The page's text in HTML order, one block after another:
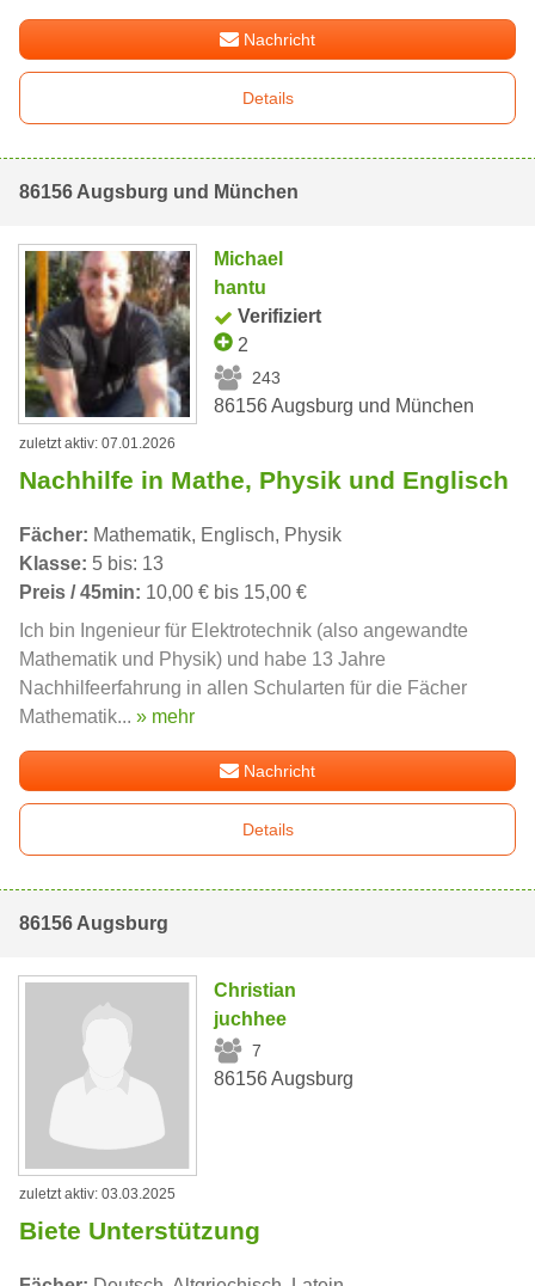
Nachricht
Details
86156 Augsburg und München
Michael
hantu
Verifiziert
2
243
86156 Augsburg und München
zuletzt aktiv: 07.01.2026
Nachhilfe in Mathe, Physik und Englisch
Fächer: Mathematik, Englisch, Physik
Klasse: 5 bis: 13
Preis / 45min: 10,00 € bis 15,00 €
Ich bin Ingenieur für Elektrotechnik (also angewandte
Mathematik und Physik) und habe 13 Jahre
Nachhilfeerfahrung in allen Schularten für die Fächer
Mathematik... » mehr
Nachricht
Details
86156 Augsburg
Christian
juchhee
7
86156 Augsburg
zuletzt aktiv: 03.03.2025
Biete Unterstützung